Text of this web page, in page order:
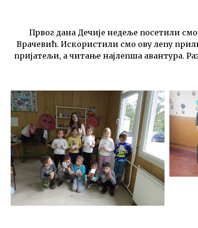
Првог дана Дечије недеље посетили
Врачевић. Искористили смо ову лепу
пријатељи, а читање најлепша авантура.